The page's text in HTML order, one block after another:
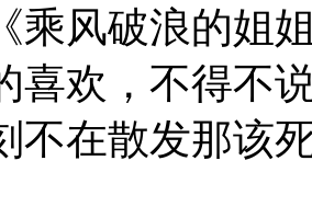
风破浪的姐姐
喜欢，不得不
不在散发那该